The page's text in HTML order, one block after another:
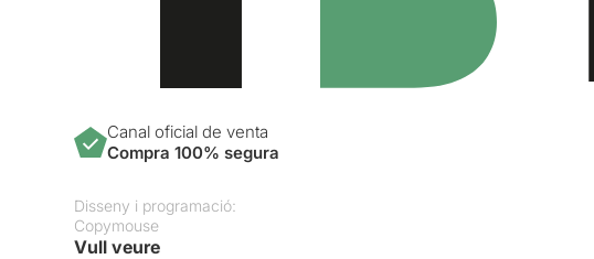
Canal oficial de venta
Compra 100% segura
Disseny i programació:
Copymouse
Vull veure